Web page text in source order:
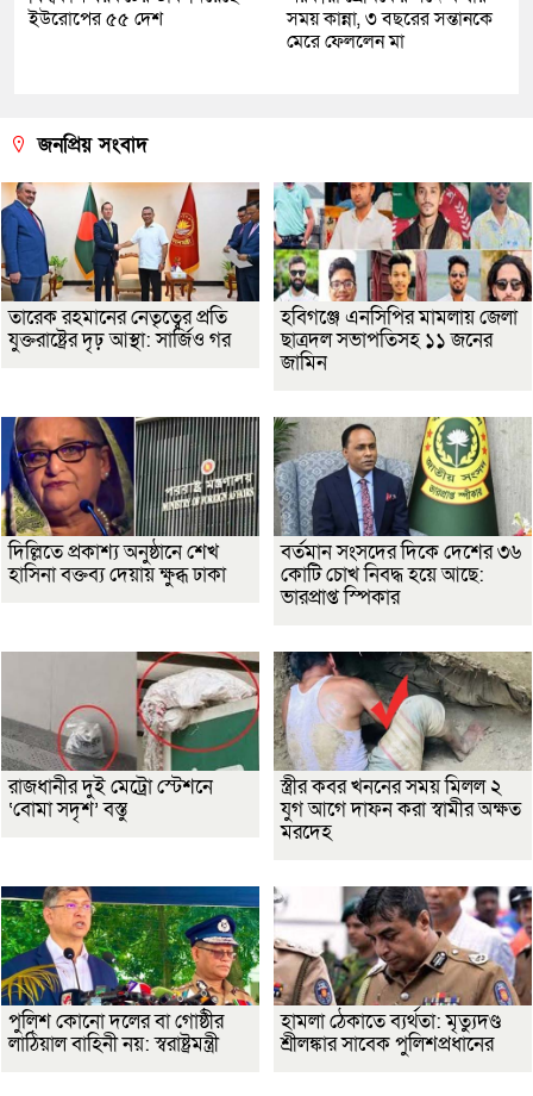
ইউরোপের ৫৫ দেশ
সময় কান্না, ৩ বছরের সন্তানকে
মেরে ফেললেন মা
জনপ্রিয় সংবাদ
তারেক রহমানের নেতৃত্বের প্রতি
যুক্তরাষ্ট্রের দৃঢ় আস্থা: সার্জিও গর
হবিগঞ্জে এনসিপির মামলায় জেলা
ছাত্রদল সভাপতিসহ ১১ জনের
জামিন
দিল্লিতে প্রকাশ্য অনুষ্ঠানে শেখ
হাসিনা বক্তব্য দেয়ায় ক্ষুব্ধ ঢাকা
বর্তমান সংসদের দিকে দেশের ৩৬
কোটি চোখ নিবদ্ধ হয়ে আছে:
ভারপ্রাপ্ত স্পিকার
রাজধানীর দুই মেট্রো স্টেশনে
‘বোমা সদৃশ’ বস্তু
স্ত্রীর কবর খননের সময় মিলল ২
যুগ আগে দাফন করা স্বামীর অক্ষত
মরদেহ
পুলিশ কোনো দলের বা গোষ্ঠীর
লাঠিয়াল বাহিনী নয়: স্বরাষ্ট্রমন্ত্রী
হামলা ঠেকাতে ব্যর্থতা: মৃত্যুদণ্ড
শ্রীলঙ্কার সাবেক পুলিশপ্রধানের